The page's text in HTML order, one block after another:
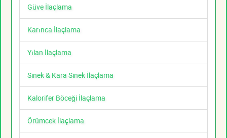
Güve İlaçlama
Karınca İlaçlama
Yılan İlaçlama
Sinek & Kara Sinek İlaçlama
Kalorifer Böceği İlaçlama
Örümcek İlaçlama